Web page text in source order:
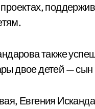
также
двое детей — сын
Евгения